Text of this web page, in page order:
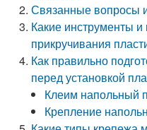
Связанные вопросы
Какие инструменты
прикручивания
Как правильно
перед установкой
Клеим напольный
Крепление